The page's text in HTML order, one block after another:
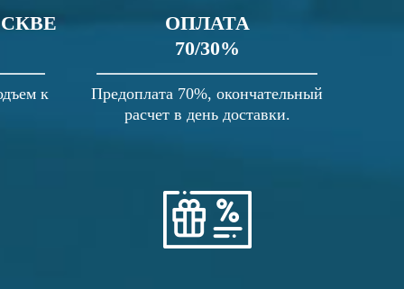
к
ОПЛАТА
70/30%
Предоплата 70%, окончательный
расчет в день доставки.